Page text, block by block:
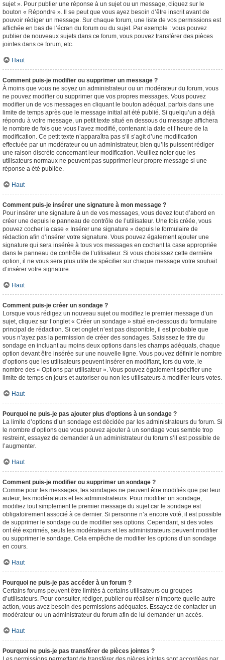
sujet ». Pour publier une réponse à un sujet ou un message, cliquez sur le
bouton « Répondre ». Il se peut que vous ayez besoin d’être inscrit avant de
pouvoir rédiger un message. Sur chaque forum, une liste de vos permissions est
affichée en bas de l’écran du forum ou du sujet. Par exemple : vous pouvez
publier de nouveaux sujets dans ce forum, vous pouvez transférer des pièces
jointes dans ce forum, etc.
Haut
Comment puis-je modifier ou supprimer un message ?
À moins que vous ne soyez un administrateur ou un modérateur du forum, vous
ne pouvez modifier ou supprimer que vos propres messages. Vous pouvez
modifier un de vos messages en cliquant le bouton adéquat, parfois dans une
limite de temps après que le message initial ait été publié. Si quelqu’un a déjà
répondu à votre message, un petit texte situé en dessous du message affichera
le nombre de fois que vous l’avez modifié, contenant la date et l’heure de la
modification. Ce petit texte n’apparaîtra pas s’il s’agit d’une modification
effectuée par un modérateur ou un administrateur, bien qu’ils puissent rédiger
une raison discrète concernant leur modification. Veuillez noter que les
utilisateurs normaux ne peuvent pas supprimer leur propre message si une
réponse a été publiée.
Haut
Comment puis-je insérer une signature à mon message ?
Pour insérer une signature à un de vos messages, vous devez tout d’abord en
créer une depuis le panneau de contrôle de l’utilisateur. Une fois créée, vous
pouvez cocher la case « Insérer une signature » depuis le formulaire de
rédaction afin d’insérer votre signature. Vous pouvez également ajouter une
signature qui sera insérée à tous vos messages en cochant la case appropriée
dans le panneau de contrôle de l’utilisateur. Si vous choisissez cette dernière
option, il ne vous sera plus utile de spécifier sur chaque message votre souhait
d’insérer votre signature.
Haut
Comment puis-je créer un sondage ?
Lorsque vous rédigez un nouveau sujet ou modifiez le premier message d’un
sujet, cliquez sur l’onglet « Créer un sondage » situé en-dessous du formulaire
principal de rédaction. Si cet onglet n’est pas disponible, il est probable que
vous n’ayez pas la permission de créer des sondages. Saisissez le titre du
sondage en incluant au moins deux options dans les champs adéquats, chaque
option devant être insérée sur une nouvelle ligne. Vous pouvez définir le nombre
d’options que les utilisateurs peuvent insérer en modifiant, lors du vote, le
nombre des « Options par utilisateur ». Vous pouvez également spécifier une
limite de temps en jours et autoriser ou non les utilisateurs à modifier leurs votes.
Haut
Pourquoi ne puis-je pas ajouter plus d’options à un sondage ?
La limite d’options d’un sondage est décidée par les administrateurs du forum. Si
le nombre d’options que vous pouvez ajouter à un sondage vous semble trop
restreint, essayez de demander à un administrateur du forum s’il est possible de
l’augmenter.
Haut
Comment puis-je modifier ou supprimer un sondage ?
Comme pour les messages, les sondages ne peuvent être modifiés que par leur
auteur, les modérateurs et les administrateurs. Pour modifier un sondage,
modifiez tout simplement le premier message du sujet car le sondage est
obligatoirement associé à ce dernier. Si personne n’a encore voté, il est possible
de supprimer le sondage ou de modifier ses options. Cependant, si des votes
ont été exprimés, seuls les modérateurs et les administrateurs peuvent modifier
ou supprimer le sondage. Cela empêche de modifier les options d’un sondage
en cours.
Haut
Pourquoi ne puis-je pas accéder à un forum ?
Certains forums peuvent être limités à certains utilisateurs ou groupes
d’utilisateurs. Pour consulter, rédiger, publier ou réaliser n’importe quelle autre
action, vous avez besoin des permissions adéquates. Essayez de contacter un
modérateur ou un administrateur du forum afin de lui demander un accès.
Haut
Pourquoi ne puis-je pas transférer de pièces jointes ?